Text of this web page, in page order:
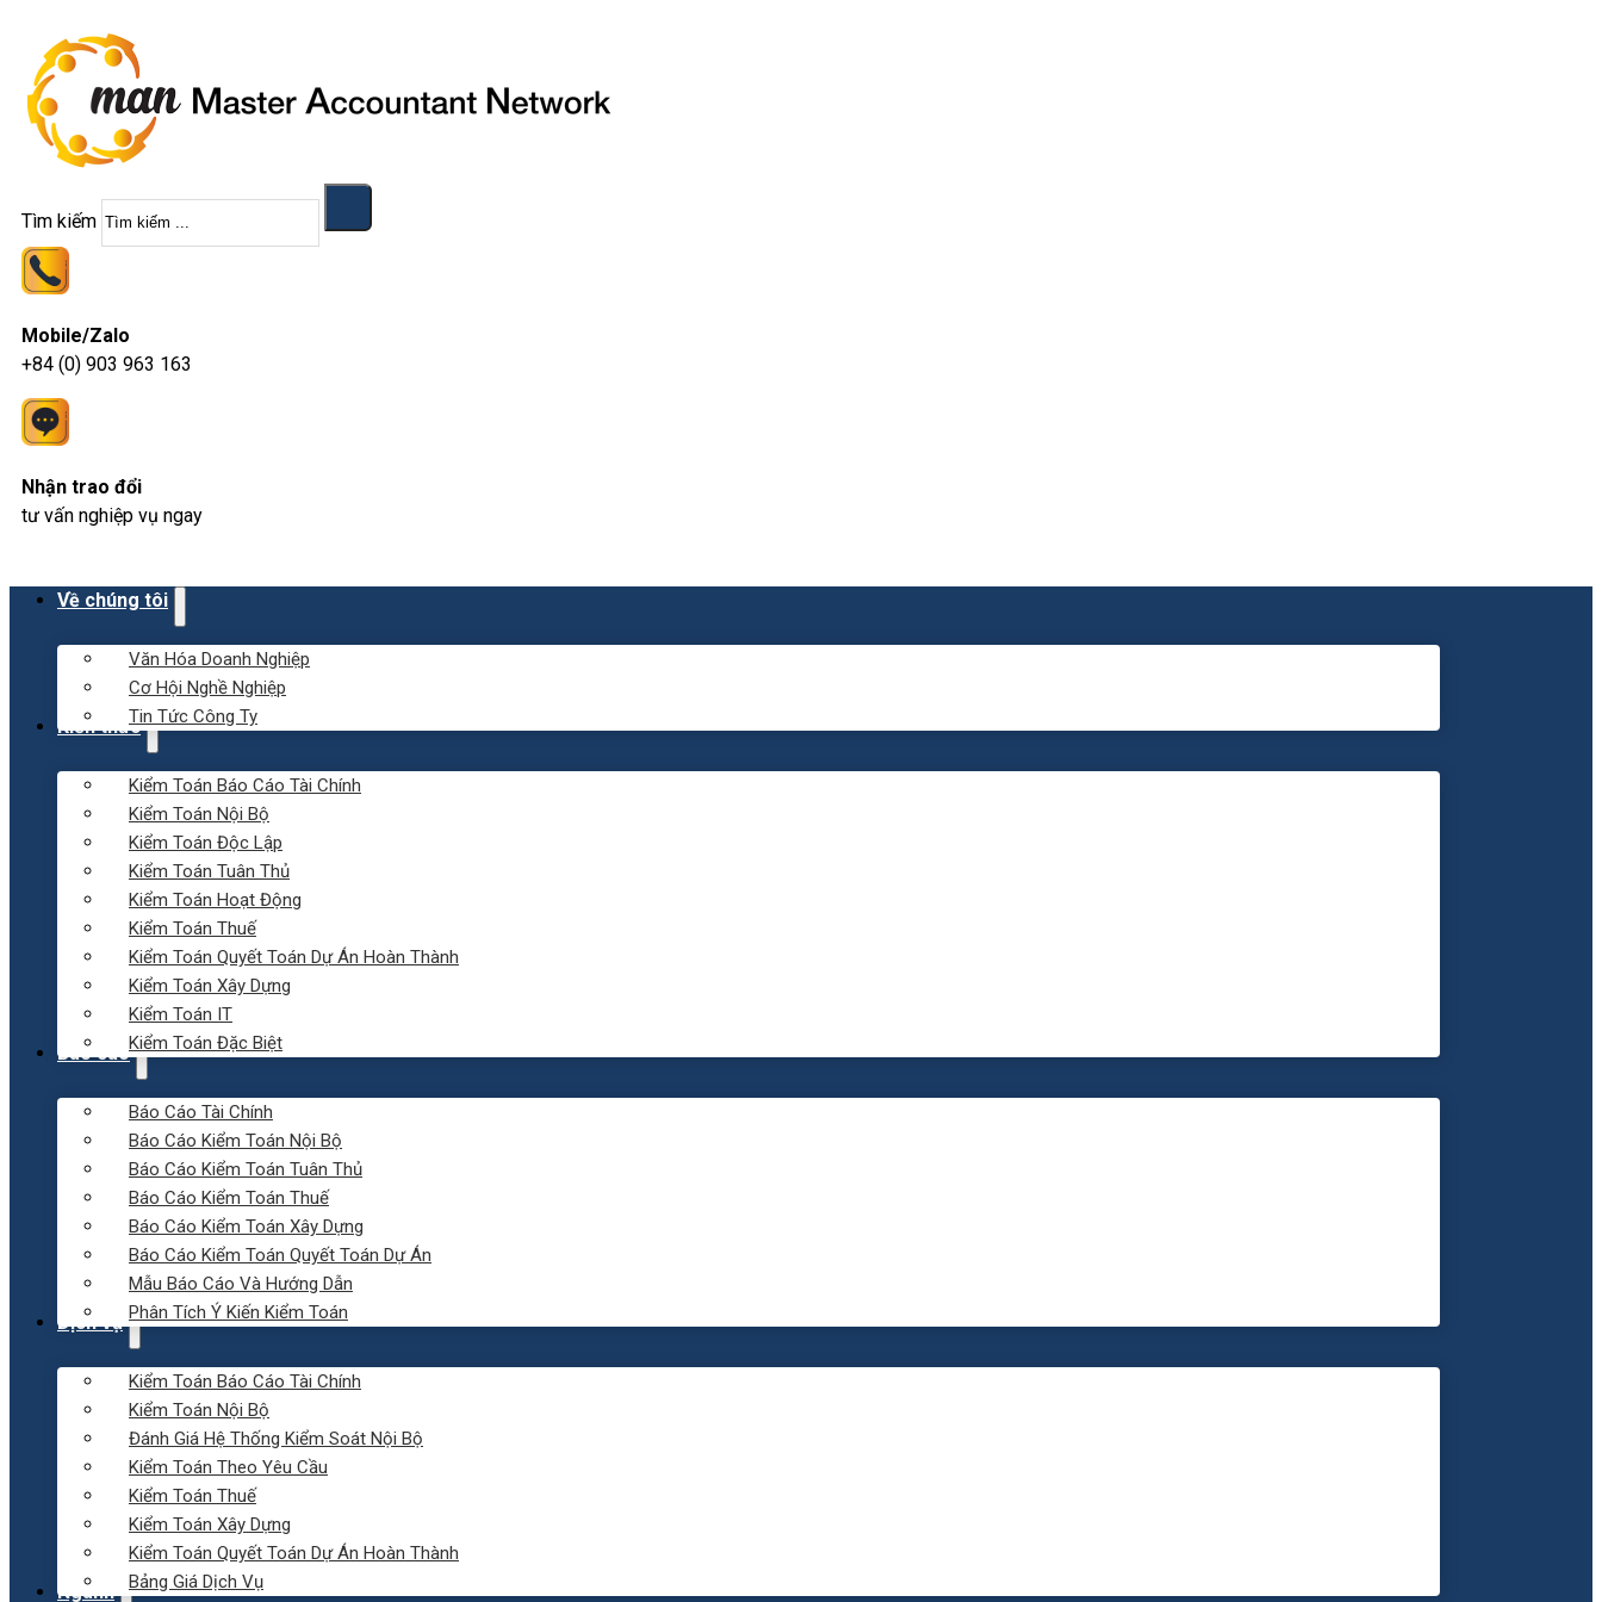
Tìm kiếm
Mobile/Zalo
+84 (0) 903 963 163
Nhận trao đổi
tư vấn nghiệp vụ ngay
Về chúng tôi
Văn Hóa Doanh Nghiệp
Cơ Hội Nghề Nghiệp
Tin Tức Công Ty
Kiến thức
Kiểm Toán Báo Cáo Tài Chính
Kiểm Toán Nội Bộ
Kiểm Toán Độc Lập
Kiểm Toán Tuân Thủ
Kiểm Toán Hoạt Động
Kiểm Toán Thuế
Kiểm Toán Quyết Toán Dự Án Hoàn Thành
Kiểm Toán Xây Dựng
Kiểm Toán IT
Kiểm Toán Đặc Biệt
Báo cáo
Báo Cáo Tài Chính
Báo Cáo Kiểm Toán Nội Bộ
Báo Cáo Kiểm Toán Tuân Thủ
Báo Cáo Kiểm Toán Thuế
Báo Cáo Kiểm Toán Xây Dựng
Báo Cáo Kiểm Toán Quyết Toán Dự Án
Mẫu Báo Cáo Và Hướng Dẫn
Phân Tích Ý Kiến Kiểm Toán
Dịch vụ
Kiểm Toán Báo Cáo Tài Chính
Kiểm Toán Nội Bộ
Đánh Giá Hệ Thống Kiểm Soát Nội Bộ
Kiểm Toán Theo Yêu Cầu
Kiểm Toán Thuế
Kiểm Toán Xây Dựng
Kiểm Toán Quyết Toán Dự Án Hoàn Thành
Bảng Giá Dịch Vụ
Ngành